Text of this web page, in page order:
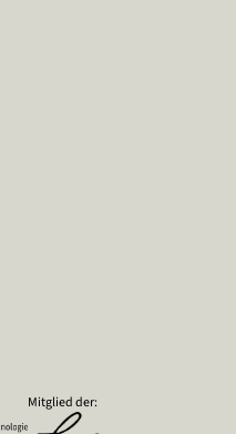
Mitglied der: